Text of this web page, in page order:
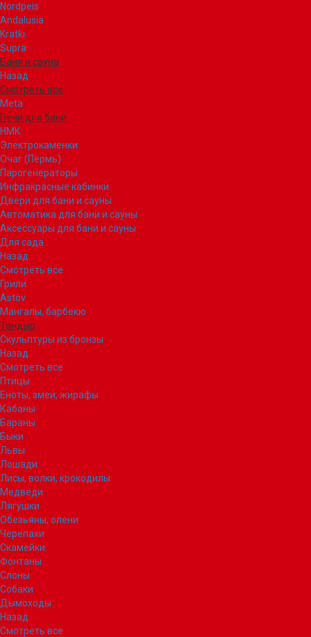
Nordpeis
Andalusia
Kratki
Supra
Баня и сауна
Назад
Смотреть все
Meta
Печи для бани
НМК
Электрокаменки
Очаг (Пермь)
Парогенераторы
Инфракрасные кабинки
Двери для бани и сауны
Автоматика для бани и сауны
Аксессуары для бани и сауны
Для сада
Назад
Смотреть все
Грили
Astov
Мангалы, барбекю
Тандыр
Скульптуры из бронзы
Назад
Смотреть все
Птицы
Еноты, змеи, жирафы
Кабаны
Бараны
Быки
Львы
Лошади
Лисы, волки, крокодилы
Медведи
Лягушки
Обезьяны, олени
Черепахи
Скамейки
Фонтаны
Слоны
Собаки
Дымоходы
Назад
Смотреть все